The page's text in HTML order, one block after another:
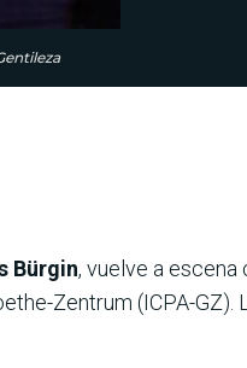
Bürgin, vuelve a escena
Zentrum (ICPA-GZ).